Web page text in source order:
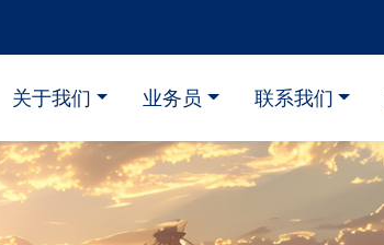
关于我们 业务员 联系我们